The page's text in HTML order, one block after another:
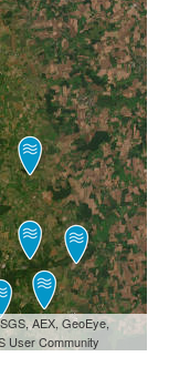
AEX, GeoEye,
User Community